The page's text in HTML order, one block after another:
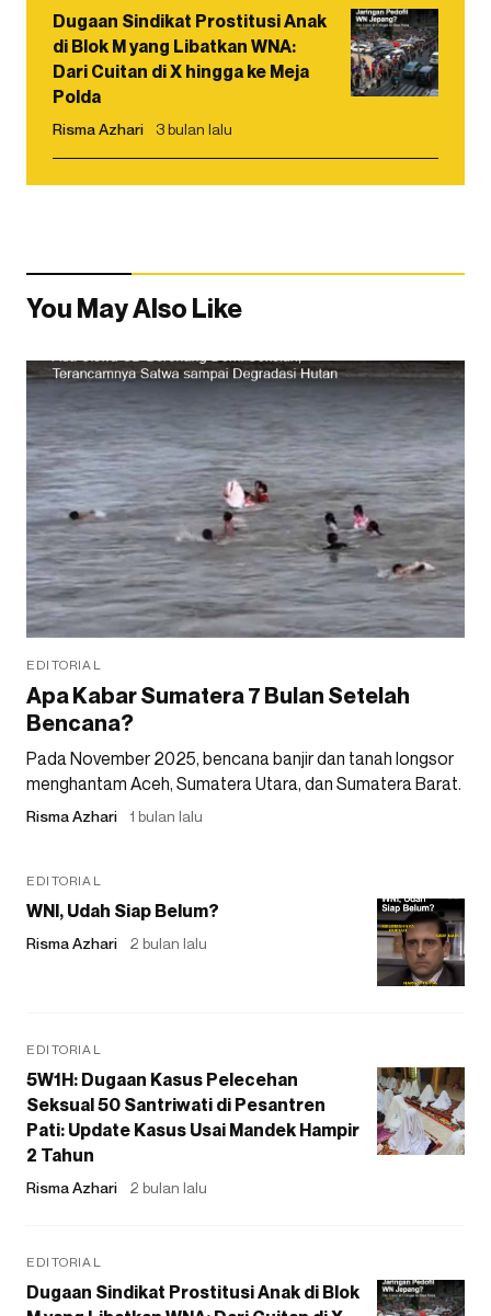
Dugaan Sindikat Prostitusi Anak
di Blok M yang Libatkan WNA:
Dari Cuitan di X hingga ke Meja
Polda
Risma Azhari 3 bulan lalu
You May Also Like
EDITORIAL
Apa Kabar Sumatera 7 Bulan Setelah
Bencana?
Pada November 2025, bencana banjir dan tanah longsor
menghantam Aceh, Sumatera Utara, dan Sumatera Barat.
Risma Azhari 1 bulan lalu
EDITORIAL
WNI, Udah Siap Belum?
Risma Azhari 2 bulan lalu
EDITORIAL
5W1H: Dugaan Kasus Pelecehan
Seksual 50 Santriwati di Pesantren
Pati: Update Kasus Usai Mandek Hampir
2 Tahun
Risma Azhari 2 bulan lalu
EDITORIAL
Dugaan Sindikat Prostitusi Anak di Blok